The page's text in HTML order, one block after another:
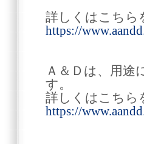
詳しくはこちら
https://
Ａ＆Ｄは、用途
す。
詳しくはこちら
https://